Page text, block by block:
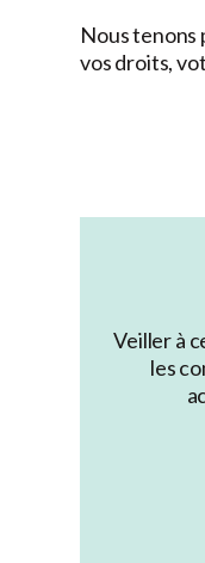
Nous tenons
vos droits,
Veiller à
les